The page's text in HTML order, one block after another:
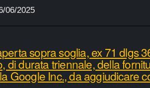
06/2025
sopra soglia, ex 71 dlgs
di durata triennale, della
Google Inc., da aggiudicare